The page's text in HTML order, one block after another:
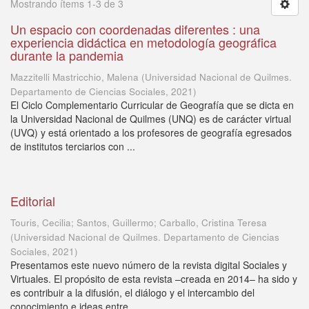
Mostrando ítems 1-3 de 3
Un espacio con coordenadas diferentes : una
experiencia didáctica en metodología geográfica
durante la pandemia
Mazzitelli Mastricchio, Malena (Universidad Nacional de Quilmes.
Departamento de Ciencias Sociales, 2021)
El Ciclo Complementario Curricular de Geografía que se dicta en
la Universidad Nacional de Quilmes (UNQ) es de carácter virtual
(UVQ) y está orientado a los profesores de geografía egresados
de institutos terciarios con ...
Editorial
Touris, Cecilia; Santos, Guillermo; Carballo, Cristina Teresa
(Universidad Nacional de Quilmes. Departamento de Ciencias
Sociales, 2021)
Presentamos este nuevo número de la revista digital Sociales y
Virtuales. El propósito de esta revista –creada en 2014– ha sido y
es contribuir a la difusión, el diálogo y el intercambio del
conocimiento e ideas entre ...